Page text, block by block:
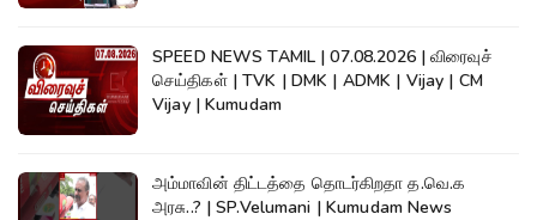
SPEED NEWS TAMIL | 07.08.2026 | விரைவுச்
செய்திகள் | TVK | DMK | ADMK | Vijay | CM
Vijay | Kumudam
அம்மாவின் திட்டத்தை தொடர்கிறதா த.வெ.க
அரசு..? | SP.Velumani | Kumudam News